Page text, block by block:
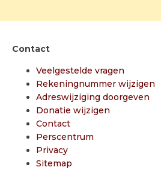
Contact
Veelgestelde vragen
Rekeningnummer wijzigen
Adreswijziging doorgeven
Donatie wijzigen
Contact
Perscentrum
Privacy
Sitemap